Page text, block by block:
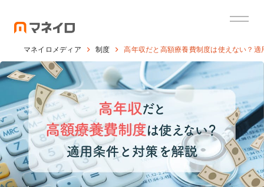
マネイロメディア 制度 高年収だと高額療養費制度は使えない？